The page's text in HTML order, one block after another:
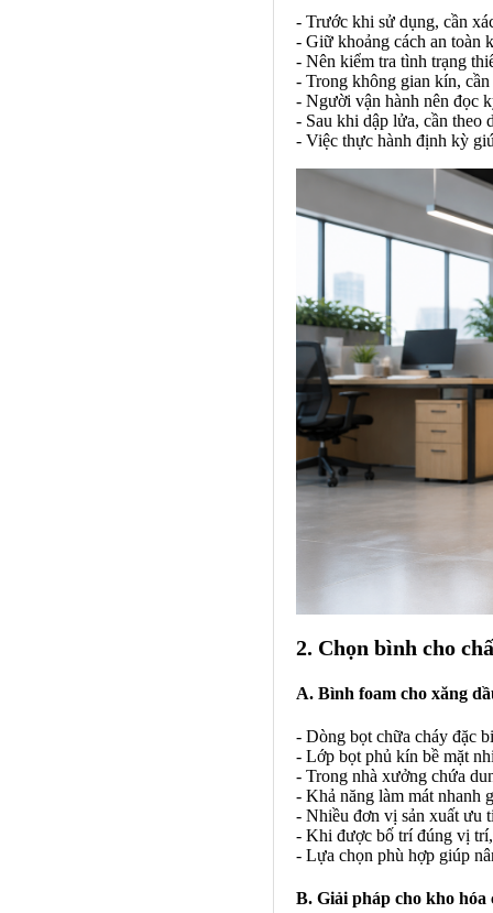
- Trước khi sử dụng, cần
- Giữ khoảng cách an toàn
- Nên kiểm tra tình trạng
- Trong không gian kín,
- Người vận hành nên đọc
- Sau khi dập lửa, cần theo
- Việc thực hành định kỳ
2. Chọn bình cho
A. Bình foam cho xăng
- Dòng bọt chữa cháy đặc
- Lớp bọt phủ kín bề mặt
- Trong nhà xưởng chứa
- Khả năng làm mát nhanh
- Nhiều đơn vị sản xuất ưu
- Khi được bố trí đúng vị
- Lựa chọn phù hợp giúp
B. Giải pháp cho kho hóa